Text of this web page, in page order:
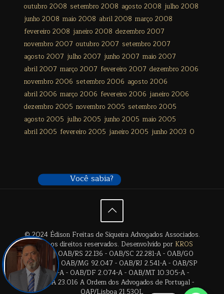
outubro 2008 setembro 2008 agosto 2008 julho 2008
junho 2008 maio 2008 abril 2008 março 2008
fevereiro 2008 janeiro 2008 dezembro 2007
novembro 2007 outubro 2007 setembro 2007
agosto 2007 julho 2007 junho 2007 maio 2007
abril 2007 março 2007 fevereiro 2007 dezembro 2006
novembro 2006 setembro 2006 agosto 2006
abril 2006 março 2006 fevereiro 2006 janeiro 2006
dezembro 2005 novembro 2005 setembro 2005
agosto 2005 julho 2005 junho 2005 maio 2005
abril 2005 fevereiro 2005 janeiro 2005 junho 2003 0
© 2024 Édison Freitas de Siqueira Advogados Associados.
Todos os direitos reservados. Desenvolvido por KROS
Digital . | OAB/RS 22.136 - OAB/SC 22.281-A - OAB/GO
28.659-A - OAB/MG 92.047 - OAB/RJ 2.541-A - OAB/SP
17.2838-A - OAB/DF 2.074-A - OAB/MT 10.305-A -
OAB/BA 23.016 A Ordem dos Advogados de Portugal -
Você sabia?